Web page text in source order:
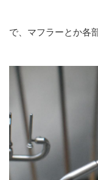
で、マフラーとか各